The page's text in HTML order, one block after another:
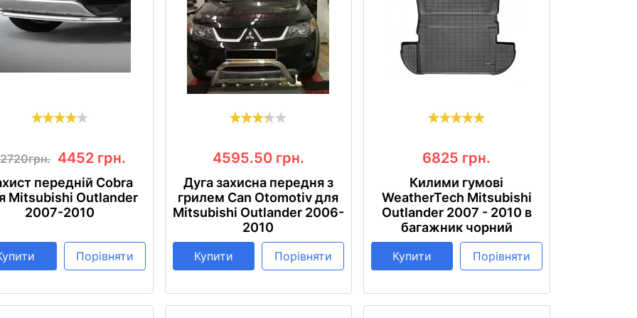
4452 грн.
передній Cobra
Mitsubishi Outlander
2007-2010
Порівняти
4595.50 грн.
Дуга захисна передня з
грилем Can Otomotiv для
Mitsubishi Outlander 2006-
2010
Купити Порівняти
6825 грн.
Килими гумові
WeatherTech Mitsubishi
Outlander 2007 - 2010 в
багажник чорний
Купити Порівняти